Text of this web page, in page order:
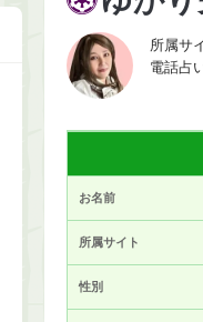
所属サ
電話占
お名前
所属サイト
性別